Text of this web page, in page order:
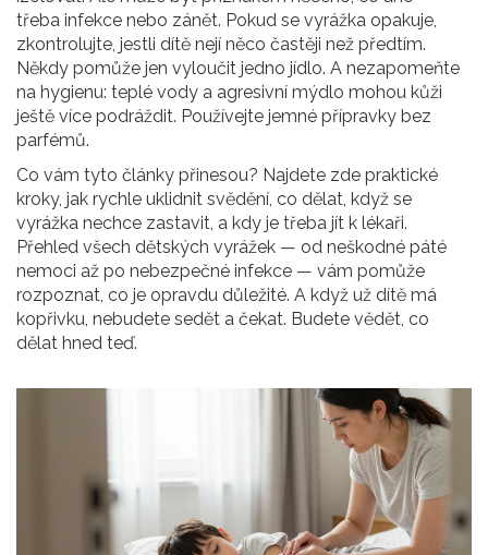
třeba infekce nebo zánět. Pokud se vyrážka opakuje,
zkontrolujte, jestli dítě nejí něco častěji než předtím.
Někdy pomůže jen vyloučit jedno jídlo. A nezapomeňte
na hygienu: teplé vody a agresivní mýdlo mohou kůži
ještě více podráždit. Používejte jemné přípravky bez
parfémů.
Co vám tyto články přinesou? Najdete zde praktické
kroky, jak rychle uklidnit svědění, co dělat, když se
vyrážka nechce zastavit, a kdy je třeba jít k lékaři.
Přehled všech dětských vyrážek — od neškodné páté
nemoci až po nebezpečné infekce — vám pomůže
rozpoznat, co je opravdu důležité. A když už dítě má
kopřivku, nebudete sedět a čekat. Budete vědět, co
dělat hned teď.